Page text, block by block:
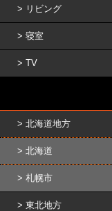
リビング
寝室
TV
北海道地方
北海道
札幌市
東北地方